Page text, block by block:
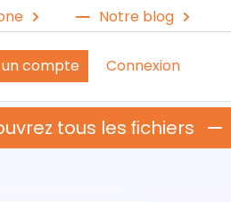
Notre blog
compte Connexion
tous les ﬁchiers